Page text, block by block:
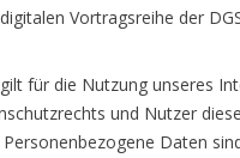
Vortragsreihe der
für die Nutzung unseres
und Nutzer
Daten